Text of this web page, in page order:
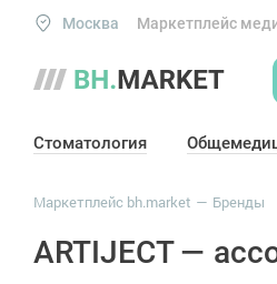
Москва Маркетплейс
Стоматология
Маркетплейс bh.market Бренды
ARTIJECT —